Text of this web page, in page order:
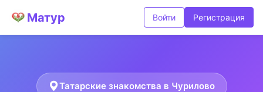
Матур Войти Регистрация
Татарские знакомства в Чурилово